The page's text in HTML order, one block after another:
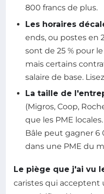
800 francs de plus.
Les horaires
ends, ou postes en
sont de 25 % pour
mais certains
salaire de base.
La taille de
(Migros, Coop,
que les PME
Bâle peut gagner 6
dans une PME du
Le piège que j'ai vu
caristes qui acceptent